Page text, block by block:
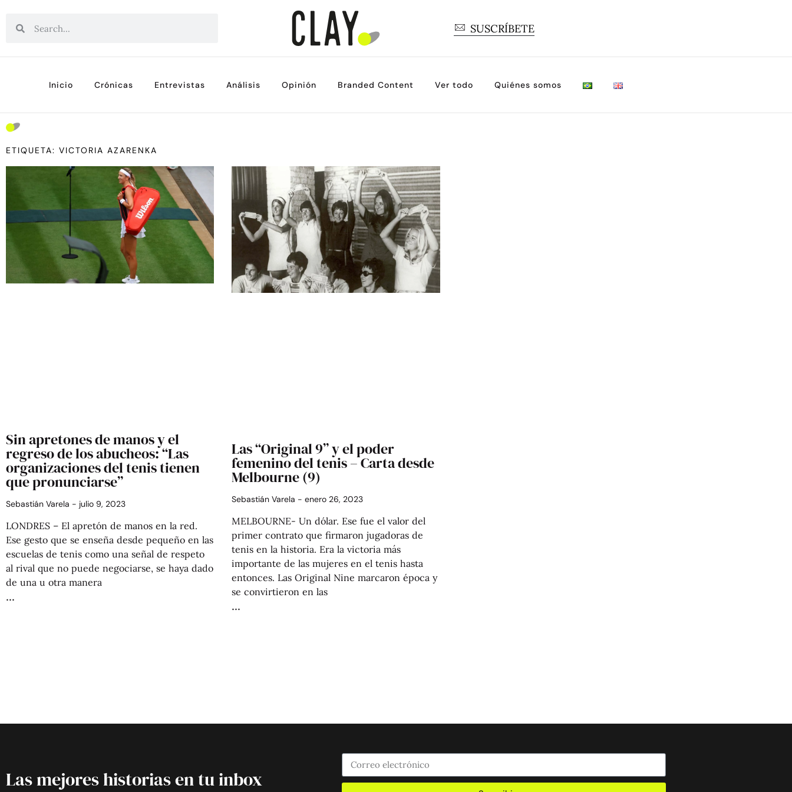
SUSCRÍBETE
Inicio Crónicas Entrevistas Análisis Opinión Branded Content Ver todo Quiénes somos
ETIQUETA: VICTORIA AZARENKA
Sin apretones de manos y el
regreso de los abucheos: “Las
organizaciones del tenis tienen
que pronunciarse”
Sebastián Varela julio 9, 2023
LONDRES – El apretón de manos en la red.
Ese gesto que se enseña desde pequeño en las
escuelas de tenis como una señal de respeto
al rival que no puede negociarse, se haya dado
de una u otra manera
Las “Original 9” y el poder
femenino del tenis – Carta desde
Melbourne (9)
Sebastián Varela enero 26, 2023
MELBOURNE- Un dólar. Ese fue el valor del
primer contrato que firmaron jugadoras de
tenis en la historia. Era la victoria más
importante de las mujeres en el tenis hasta
entonces. Las Original Nine marcaron época y
se convirtieron en las
Las mejores historias en tu inbox